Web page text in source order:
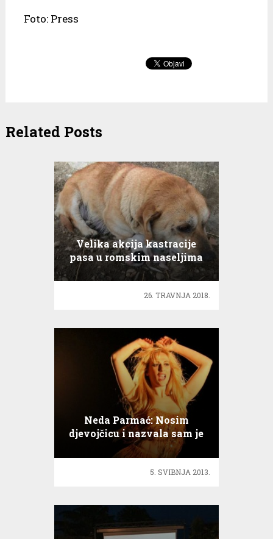
Foto: Press
Related Posts
Velika akcija kastracije
pasa u romskim naseljima
26. TRAVNJA 2018.
Neda Parmać: Nosim
djevojčicu i nazvala sam je
Adriana!
5. SVIBNJA 2013.